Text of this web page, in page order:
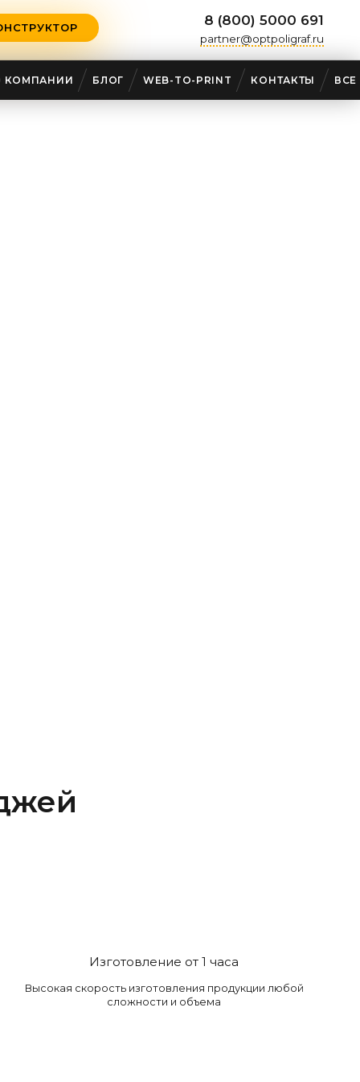
8 (800) 5000 691
partner@optpoligraf.ru
КОМПАНИИ БЛОГ WEB-TO-PRINT КОНТАКТЫ ВСЕ
Изготовление от 1 часа
Высокая скорость изготовления продукции любой
сложности и объема